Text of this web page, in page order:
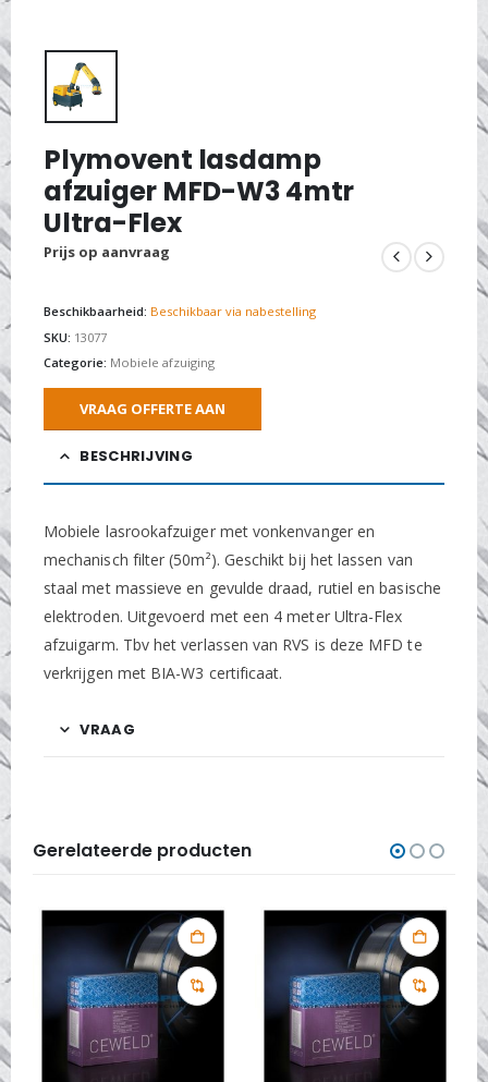
Plymovent lasdamp
afzuiger MFD-W3 4mtr
Ultra-Flex
Prijs op aanvraag
Beschikbaarheid: Beschikbaar via nabestelling
SKU: 13077
Categorie: Mobiele afzuiging
VRAAG OFFERTE AAN
BESCHRIJVING
Mobiele lasrookafzuiger met vonkenvanger en
mechanisch filter (50m²). Geschikt bij het lassen van
staal met massieve en gevulde draad, rutiel en basische
elektroden. Uitgevoerd met een 4 meter Ultra-Flex
afzuigarm. Tbv het verlassen van RVS is deze MFD te
verkrijgen met BIA-W3 certificaat.
VRAAG
Gerelateerde producten